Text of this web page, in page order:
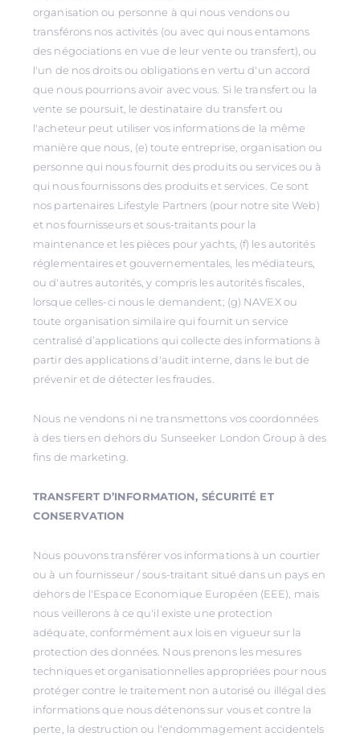
organisation ou personne à qui nous vendons ou
transférons nos activités (ou avec qui nous entamons
des négociations en vue de leur vente ou transfert), ou
l'un de nos droits ou obligations en vertu d'un accord
que nous pourrions avoir avec vous. Si le transfert ou la
vente se poursuit, le destinataire du transfert ou
l'acheteur peut utiliser vos informations de la même
manière que nous, (e) toute entreprise, organisation ou
personne qui nous fournit des produits ou services ou à
qui nous fournissons des produits et services. Ce sont
nos partenaires Lifestyle Partners (pour notre site Web)
et nos fournisseurs et sous-traitants pour la
maintenance et les pièces pour yachts, (f) les autorités
réglementaires et gouvernementales, les médiateurs,
ou d'autres autorités, y compris les autorités fiscales,
lorsque celles-ci nous le demandent; (g) NAVEX ou
toute organisation similaire qui fournit un service
centralisé d’applications qui collecte des informations à
partir des applications d'audit interne, dans le but de
prévenir et de détecter les fraudes.
Nous ne vendons ni ne transmettons vos coordonnées
à des tiers en dehors du Sunseeker London Group à des
fins de marketing.
TRANSFERT D’INFORMATION, SÉCURITÉ ET
CONSERVATION
Nous pouvons transférer vos informations à un courtier
ou à un fournisseur / sous-traitant situé dans un pays en
dehors de l'Espace Economique Européen (EEE), mais
nous veillerons à ce qu'il existe une protection
adéquate, conformément aux lois en vigueur sur la
protection des données. Nous prenons les mesures
techniques et organisationnelles appropriées pour nous
protéger contre le traitement non autorisé ou illégal des
informations que nous détenons sur vous et contre la
perte, la destruction ou l'endommagement accidentels